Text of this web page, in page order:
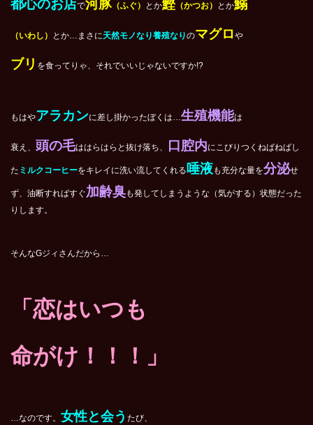
都心のお店で河豚（ふぐ） とか鰹（かつお） とか鰯
（いわし） とか…まさに天然モノなり養殖なりのマグロや
ブリ を食ってりゃ、それでいいじゃないですか!?
もはやアラカンに差し掛かったぼくは…生殖機能は
衰え、 頭の毛ははらはらと抜け落ち、 口腔内にこびりつくねばねばし
た ミルクコーヒーをキレイに洗い流してくれる唾液も充分な量を分泌せ
ず、油断すればすぐ加齢臭も発してしまうような（気がする）状態だった
りします。
そんなGジィさんだから…
「恋はいつも
命がけ！！！」
…なのです。 女性と会う たび、